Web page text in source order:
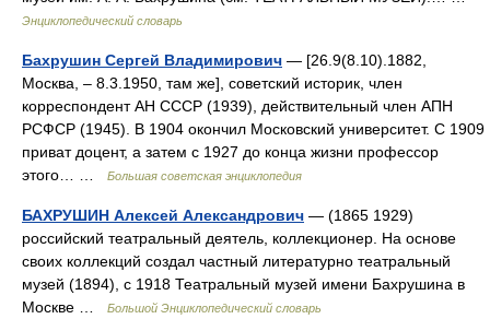
Энциклопедический словарь
Бахрушин Сергей Владимирович — [26.9(8.10).1882,
Москва, ‒ 8.3.1950, там же], советский историк, член
корреспондент АН СССР (1939), действительный член АПН
РСФСР (1945). В 1904 окончил Московский университет. С 1909
приват доцент, а затем с 1927 до конца жизни профессор
этого… …
Большая советская энциклопедия
БАХРУШИН Алексей Александрович — (1865 1929)
российский театральный деятель, коллекционер. На основе
своих коллекций создал частный литературно театральный
музей (1894), с 1918 Театральный музей имени Бахрушина в
Москве …
Большой Энциклопедический словарь